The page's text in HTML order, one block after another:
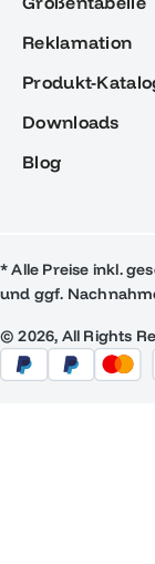
Reklamation
Produkt-
Downloads
Blog
* Alle Preise inkl.
und ggf.
© 2026, All Rights